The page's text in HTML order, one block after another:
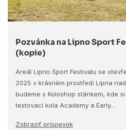
Pozvánka na Lipno Sport
(kopie)
Areál Lipno Sport Festivalu se
2025 v krásném prostředí Lipna
budeme s Koloshop stánkem, kde
testovací kola Academy a Early…
Zobraziť príspevok